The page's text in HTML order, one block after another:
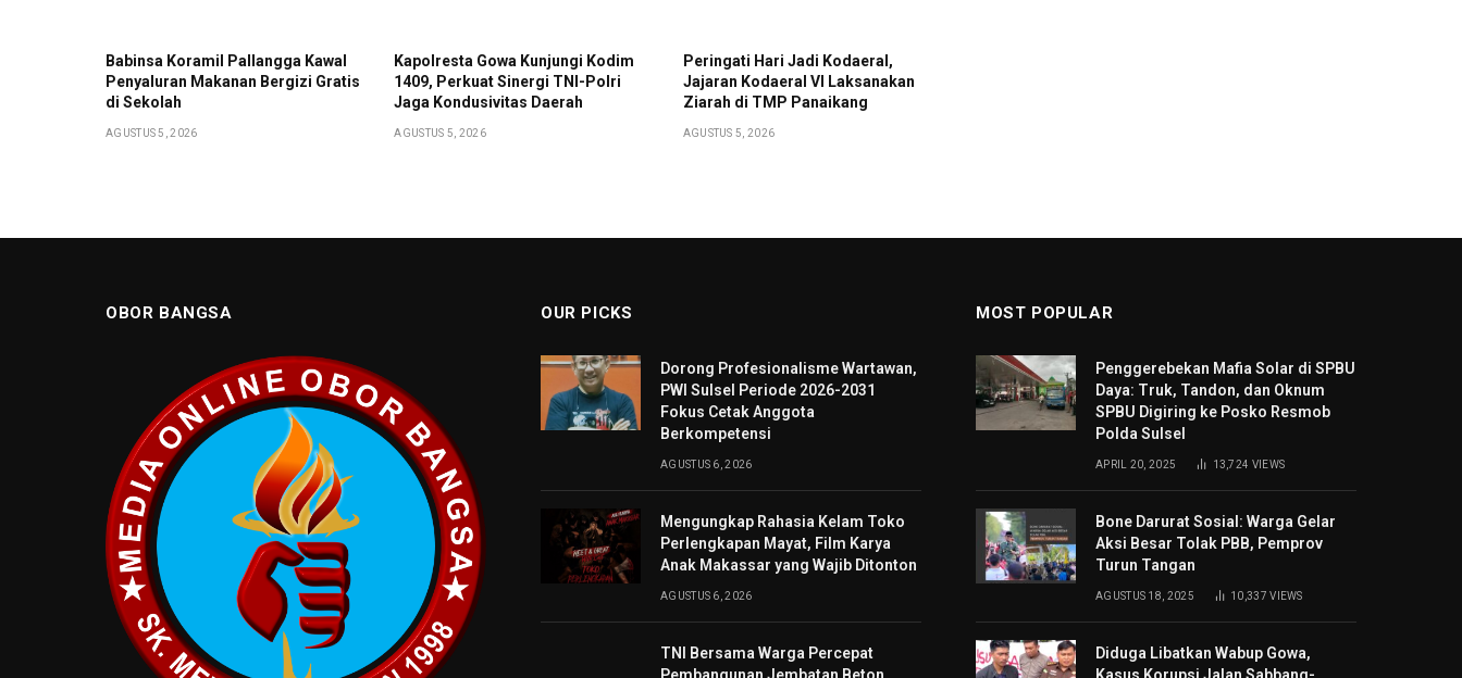
Babinsa Koramil Pallangga Kawal
Penyaluran Makanan Bergizi Gratis
di Sekolah
AGUSTUS 5, 2026
Kapolresta Gowa Kunjungi Kodim
1409, Perkuat Sinergi TNI-Polri
Jaga Kondusivitas Daerah
AGUSTUS 5, 2026
Peringati Hari Jadi Kodaeral,
Jajaran Kodaeral VI Laksanakan
Ziarah di TMP Panaikang
AGUSTUS 5, 2026
OBOR BANGSA OUR PICKS
Dorong Profesionalisme Wartawan,
PWI Sulsel Periode 2026-2031
Fokus Cetak Anggota
Berkompetensi
AGUSTUS 6, 2026
Mengungkap Rahasia Kelam Toko
Perlengkapan Mayat, Film Karya
Anak Makassar yang Wajib Ditonton
AGUSTUS 6, 2026
TNI Bersama Warga Percepat
MOST POPULAR
Penggerebekan Mafia Solar di SPBU
Daya: Truk, Tandon, dan Oknum
SPBU Digiring ke Posko Resmob
Polda Sulsel
APRIL 20, 2025 13,724 VIEWS
Bone Darurat Sosial: Warga Gelar
Aksi Besar Tolak PBB, Pemprov
Turun Tangan
AGUSTUS 18, 2025 10,337VIEWS
Diduga Libatkan Wabup Gowa,